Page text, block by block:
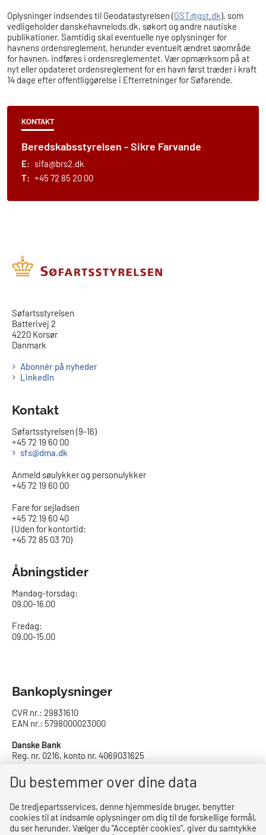
Oplysninger indsendes til Geodatastyrelsen (GST@gst.dk), som
vedligeholder danskehavnelods.dk, søkort og andre nautiske
publikationer. Samtidig skal eventuelle nye oplysninger for
havnens ordensreglement, herunder eventuelt ændret søområde
for havnen, indføres i ordensreglementet. Vær opmærksom på at
nyt eller opdateret ordensreglement for en havn først træder i kraft
14 dage efter offentliggørelse i Efterretninger for Søfarende.
KONTAKT
Beredskabsstyrelsen - Sikre Farvande
E: sifa@brs2.dk
T: +45 72 85 20 00
​​Søfartsstyrelsen
Batterivej 2
4220 Korsør
Danmark
Abonnér på nyheder
LinkedIn
Kontakt
Søfartsstyrelsen (9-16)
+45 72 19 60 00
sfs@dma.dk
Anmeld søulykker og personulykker
+45 72 19 60 00
Fare for sejladsen
+45 72 19 60 40
(Uden for kontortid:
+45 72 85 03 70)
Åbningstider
Mandag-torsdag:
09.00-16.00​
Fredag:
09.00-15.00
Bankoplysninger
CVR nr.: 29831610
EAN nr.: 5798000023000
Danske Bank
Reg. nr. 0216, konto nr. 4069031625
IBAN: DK8402164069031625
SWIFT: DABADKKK
Privatlivspolitik
Privatlivspolitik
Du bestemmer over dine data
De tredjepartsservices, denne hjemmeside bruger, benytter
cookies til at indsamle oplysninger om dig til de forskellige formål,
du ser herunder. Vælger du ''Acceptér cookies'', giver du samtykke